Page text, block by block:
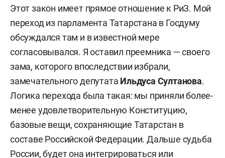
Этот закон имеет прямое отношение к РиЗ. Мой
переход из парламента Татарстана в Госдуму
обсуждался там и в известной мере
согласовывался. Я оставил преемника — своего
зама, которого впоследствии избрали,
замечательного депутата Ильдуса Султанова.
Логика перехода была такая: мы приняли более-
менее удовлетворительную Конституцию,
базовые вещи, сохраняющие Татарстан в
составе Российской Федерации. Дальше судьба
России, будет она интегрироваться или